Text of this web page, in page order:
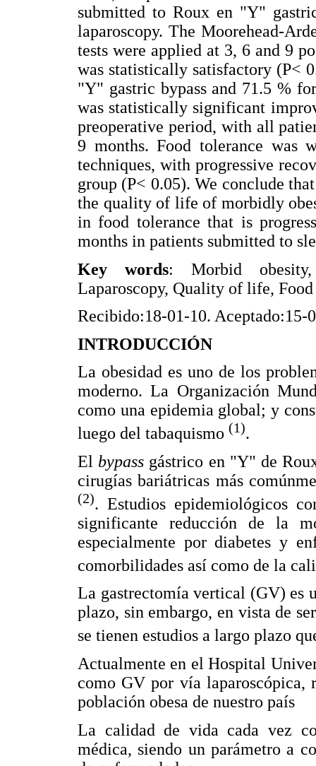
submitted to Roux en "Y"
laparoscopy. The Moorehead-
tests were applied at 3, 6 and 9
was statistically satisfactory (P<
"Y" gastric bypass and 71.5 %
was statistically significant
preoperative period, with all
9 months. Food tolerance was
techniques, with progressive
group (P< 0.05). We conclude
the quality of life of morbidly
in food tolerance that is
months in patients submitted to
Key words: Morbid obesity,
Laparoscopy, Quality of life,
Recibido:18-01-10. Aceptado:15-
INTRODUCCIÓN
La obesidad es uno de los
moderno. La Organización
como una epidemia global; y
luego del tabaquismo (1).
El bypass gástrico en "Y" de
cirugías bariátricas más
(2). Estudios epidemiológicos
significante reducción de la
especialmente por diabetes y
comorbilidades así como de la
La gastrectomía vertical (GV) es
plazo, sin embargo, en vista de
se tienen estudios a largo plazo
Actualmente en el Hospital
como GV por vía laparoscópica,
población obesa de nuestro país
La calidad de vida cada vez
médica, siendo un parámetro a